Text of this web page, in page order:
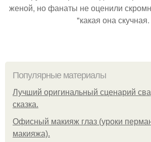
женой, но фанаты не оценили
"какая она скучная.
Популярные материалы
Лучший оригинальный сценарий
сказка.
Офисный макияж глаз (уроки
макияжа).